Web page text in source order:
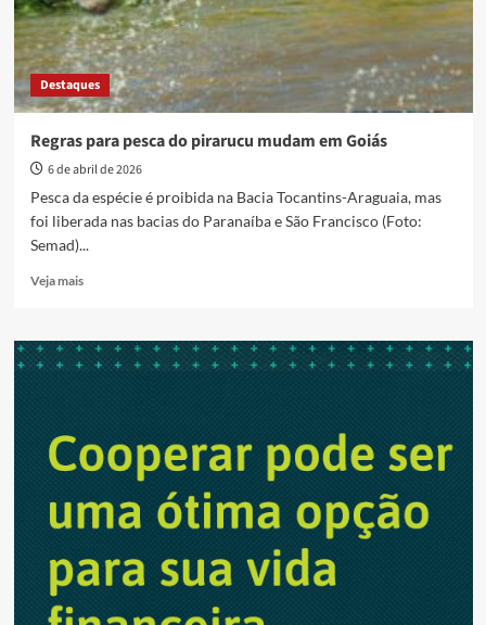
Destaques
Regras para pesca do pirarucu mudam em Goiás
6 de abril de 2026
Pesca da espécie é proibida na Bacia Tocantins-Araguaia, mas
foi liberada nas bacias do Paranaíba e São Francisco (Foto:
Semad)...
Veja maisRead
Regras
para
mudam
em